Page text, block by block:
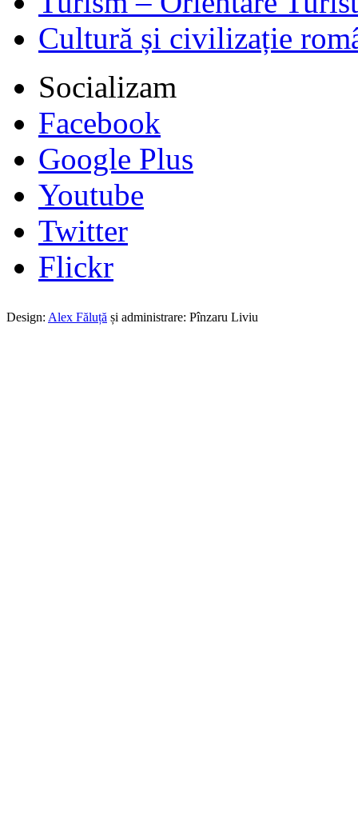
Cultură și civilizație
Socializam
Facebook
Google Plus
Youtube
Twitter
Flickr
Design: Alex Făluță și administrare: Pînzaru Liviu